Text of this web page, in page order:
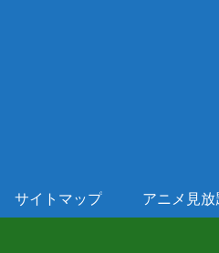
サイトマップ アニメ見放